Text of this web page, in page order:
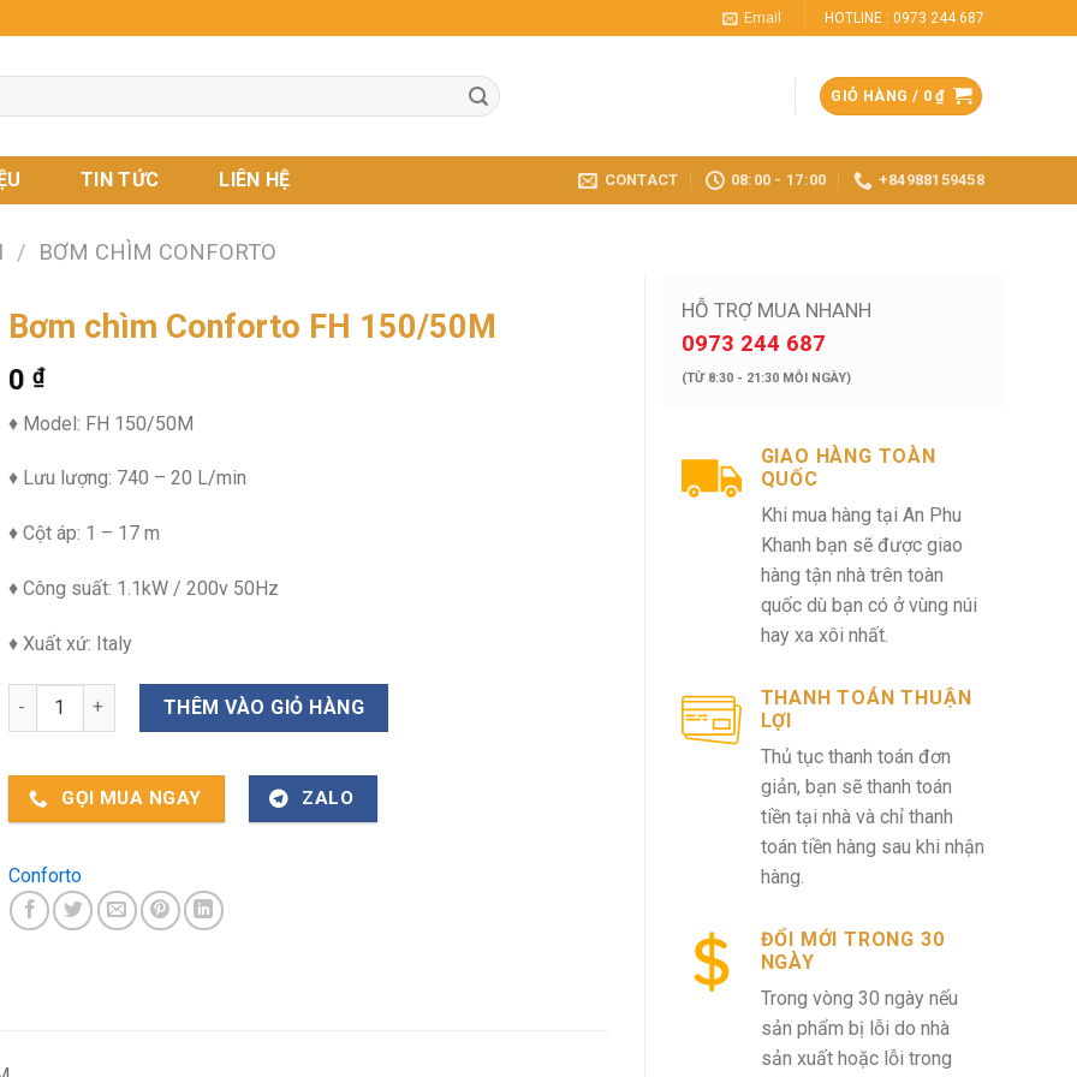
Email HOTLINE : 0973 244 687
GIỎ HÀNG / 0₫
TIN TỨC LIÊN HỆ CONTACT 08:00 - 17:00 +84988159458
/ BƠM CHÌM CONFORTO
HỖ TRỢ MUA NHANH
0973 244 687
(TỪ 8:30 - 21:30 MỖI NGÀY)
GIAO HÀNG TOÀN
QUỐC
Khi mua hàng tại An Phu
Khanh bạn sẽ được giao
hàng tận nhà trên toàn
quốc dù bạn có ở vùng núi
hay xa xôi nhất.
THANH TOÁN THUẬN
LỢI
Thủ tục thanh toán đơn
giản, bạn sẽ thanh toán
tiền tại nhà và chỉ thanh
toán tiền hàng sau khi nhận
hàng.
ĐỔI MỚI TRONG 30
NGÀY
Trong vòng 30 ngày nếu
sản phẩm bị lỗi do nhà
sản xuất hoặc lỗi trong
Bơm chìm Conforto FH 150/50M
0 ₫
♦ Model: FH 150/50M
♦ Lưu lượng: 740 – 20 L/min
♦ Cột áp: 1 – 17 m
♦ Công suất: 1.1kW / 200v 50Hz
♦ Xuất xứ: Italy
Bơm chìm Conforto FH 150/50M số lượng
THÊM VÀO GIỎ HÀNG
GỌI MUA NGAY ZALO
Conforto